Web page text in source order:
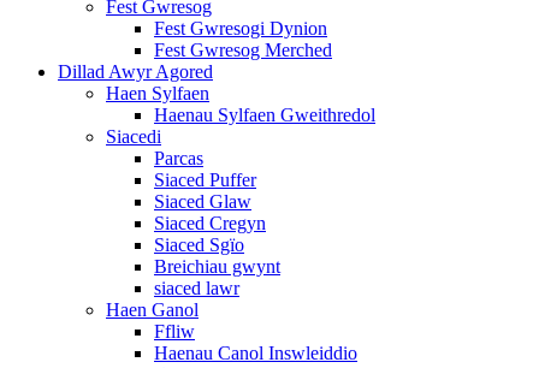
Fest Gwresog
Fest Gwresogi Dynion
Fest Gwresog Merched
Dillad Awyr Agored
Haen Sylfaen
Haenau Sylfaen Gweithredol
Siacedi
Parcas
Siaced Puffer
Siaced Glaw
Siaced Cregyn
Siaced Sgïo
Breichiau gwynt
siaced lawr
Haen Ganol
Ffliw
Haenau Canol Inswleiddio